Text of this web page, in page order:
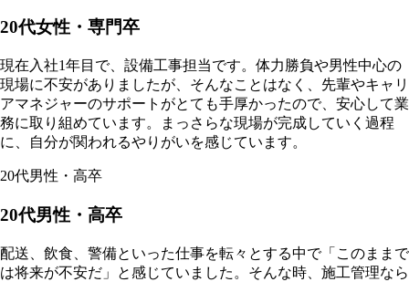
20代女性・専門卒
現在入社1年目で、設備工事担当です。体力勝負や男性中心の
現場に不安がありましたが、そんなことはなく、先輩やキャリ
アマネジャーのサポートがとても手厚かったので、安心して業
務に取り組めています。まっさらな現場が完成していく過程
に、自分が関われるやりがいを感じています。
20代男性・高卒
20代男性・高卒
配送、飲食、警備といった仕事を転々とする中で「このままで
は将来が不安だ」と感じていました。そんな時、施工管理なら